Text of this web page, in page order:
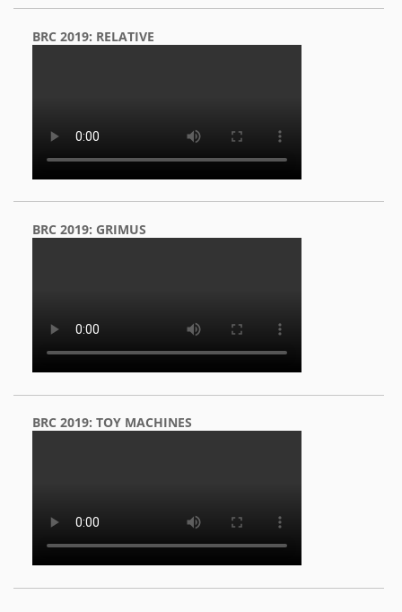
BRC 2019: RELATIVE
BRC 2019: GRIMUS
BRC 2019: TOY MACHINES